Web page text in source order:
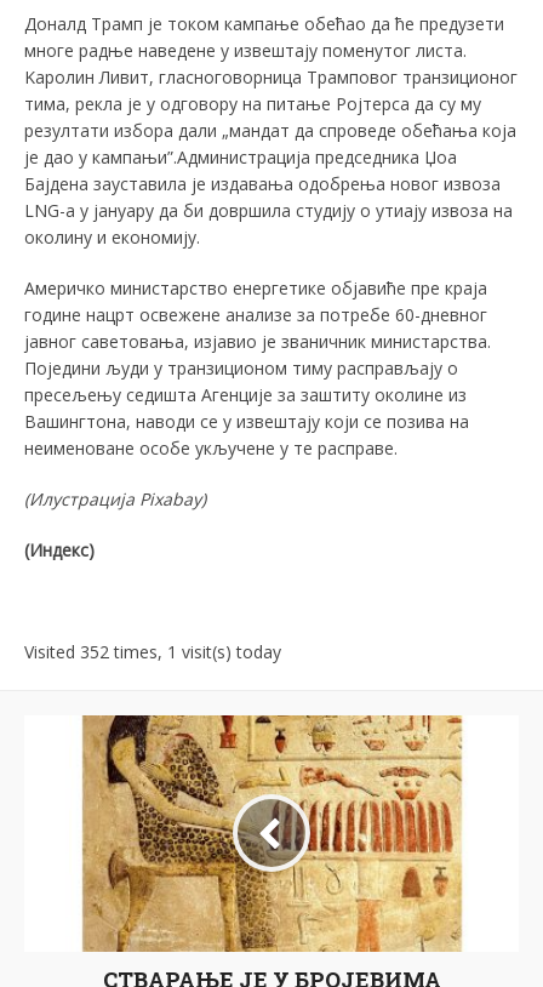
Доналд Трамп је током кампање обећао да ће предузети
многе радње наведене у извештају поменутог листа.
Kаролин Ливит, гласноговорница Трамповог транзиционог
тима, рекла је у одговору на питање Ројтерса да су му
резултати избора дали „мандат да спроведе обећања која
је дао у кампањи”.Администрација председника Џоа
Бајдена зауставила је издавања одобрења новог извоза
LNG-а у јануару да би довршила студију о утиају извоза на
околину и економију.
Америчко министарство енергетике објавиће пре краја
године нацрт освежене анализе за потребе 60-дневног
јавног саветовања, изјавио је званичник министарства.
Поједини људи у транзиционом тиму расправљају о
пресељењу седишта Агенције за заштиту околине из
Вашингтона, наводи се у извештају који се позива на
неименоване особе укључене у те расправе.
(Илустрација Pixabay)
(Индекс)
Visited 352 times, 1 visit(s) today
СТВАРАЊЕ ЈЕ У БРОЈЕВИМА